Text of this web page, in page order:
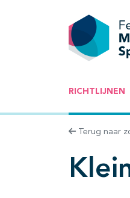
RICHTLIJNEN
Terug naar